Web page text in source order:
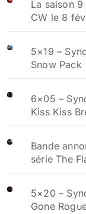
La saison
CW le 8
5×19 –
Snow Pack
6×05 –
Kiss Kiss
Bande
série The
5×20 –
Gone